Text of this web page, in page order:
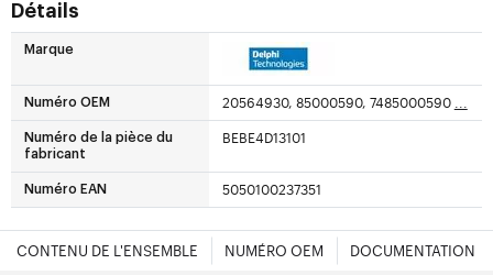
Détails
Marque
Numéro OEM 20564930, 85000590, 7485000590 ...
Numéro de la pièce du
fabricant
BEBE4D13101
Numéro EAN 5050100237351
CONTENU DE L'ENSEMBLE NUMÉRO OEM DOCUMENTATION